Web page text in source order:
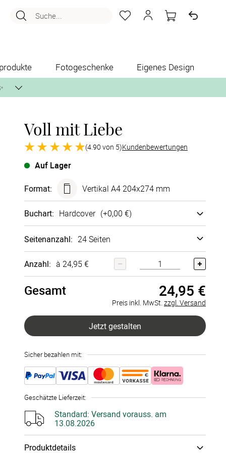
Suche...
Fotogeschenke Eigenes Design
per Post zusenden.
Voll mit Liebe
(4.90 von 5)Kundenbewertungen
Auf Lager
Format: Vertikal A4 204x274 mm
Buchart: Hard­cover (+0,00 €)
Hard­cover
+0,00 €
Echt­
fotobuch
+9,00 €
Seitenanzahl: 24 Seiten
24 Seiten
26 Seiten
30 Seiten
32 Seiten
34 Seiten
36 Seiten
38 Seiten
Anzahl: à 24,95 €
Gesamt 24,95 €
Preis inkl. MwSt. zzgl. Versand
Jetzt gestalten
Sicher bezahlen mit:
Geschätzte Lieferzeit:
Standard: Versand vorauss. am
13.08.2026
Produktdetails